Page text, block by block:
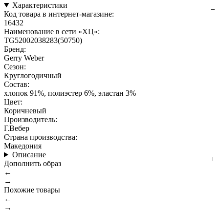
Характеристики
Код товара в интернет-магазине:
16432
Наименование в сети «ХЦ»:
TG52002038283(50750)
Бренд:
Gerry Weber
Сезон:
Круглогодичный
Состав:
хлопок 91%, полиэстер 6%, эластан 3%
Цвет:
Коричневый
Производитель:
Г.Вебер
Страна производства:
Македония
Описание
Дополнить образ
←
→
Похожие товары
←
→